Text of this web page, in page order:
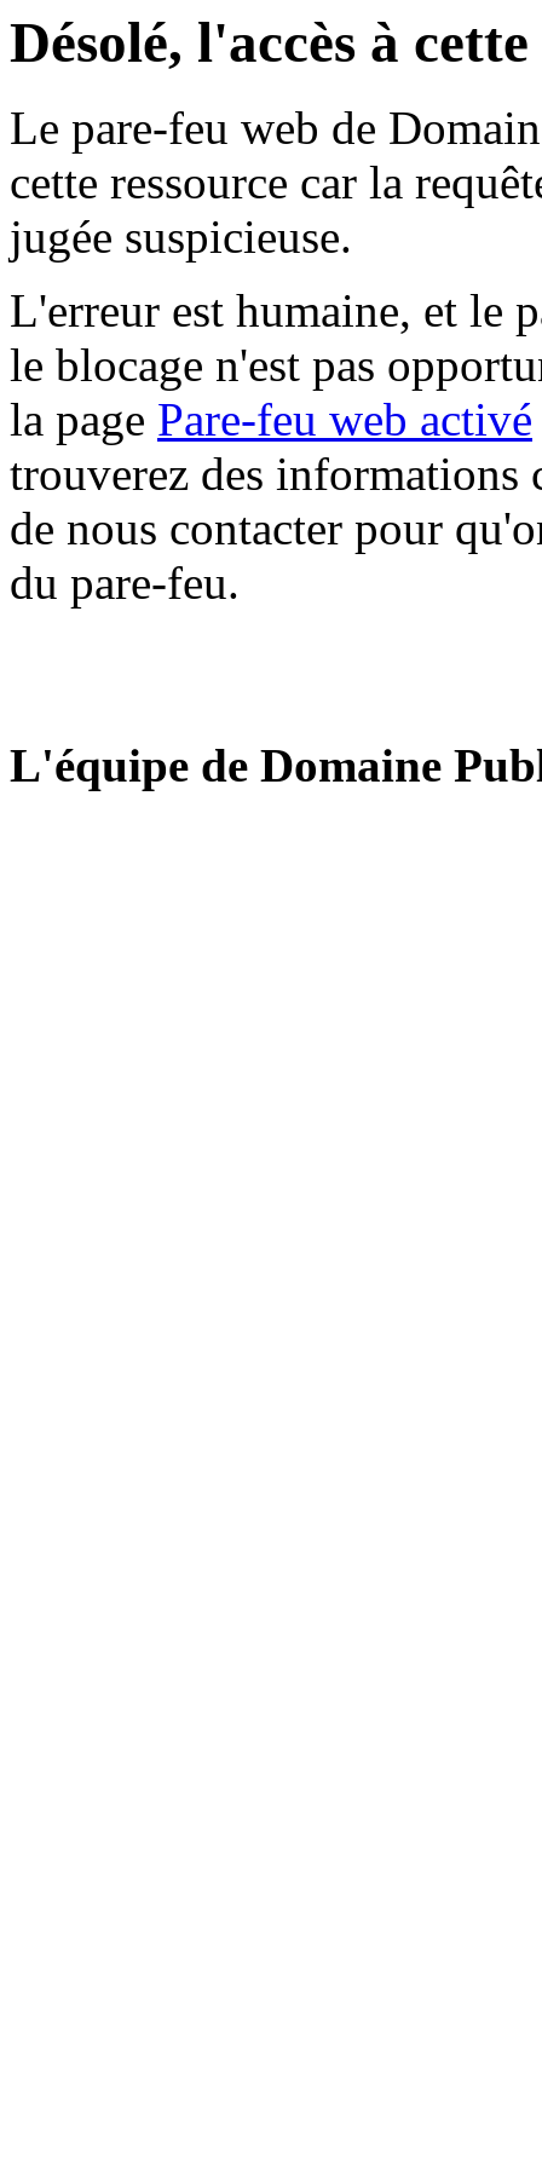
Désolé, l'accès à
Le pare-feu web de
cette ressource car la
jugée suspicieuse.
L'erreur est humaine, et le
le blocage n'est pas
la page Pare-feu web activé
trouverez des informations
de nous contacter pour
du pare-feu.
L'équipe de Domaine